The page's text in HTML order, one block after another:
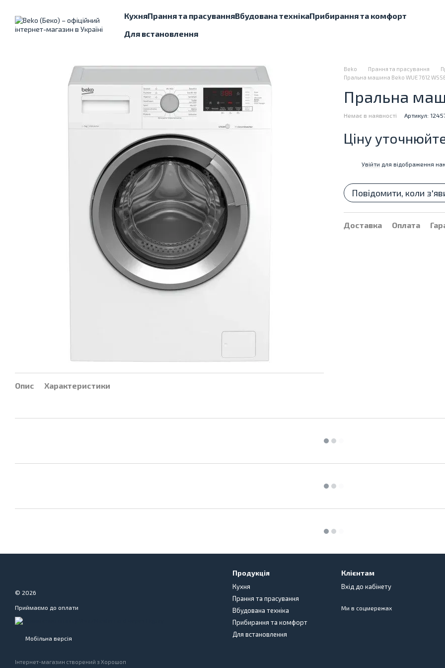
КухняПрання та прасуванняВбудована технікаПрибирання та комфорт
Для встановлення
Опис Характеристики
Beko Прання та прасування
Пральна машина Beko WUE 7612
Пральна
Немає в наявності Артикул:
Ціну
Увійти для відображення
Повідомити, коли
Доставка Оплата
© 2026
Приймаємо до оплати
Мобільна версія
Інтернет-магазин створений з Хорошоп
Продукція
Кухня
Прання та прасування
Вбудована техніка
Прибирання та комфорт
Для встановлення
Клієнтам
Вхід до кабінету
Ми в соцмережах